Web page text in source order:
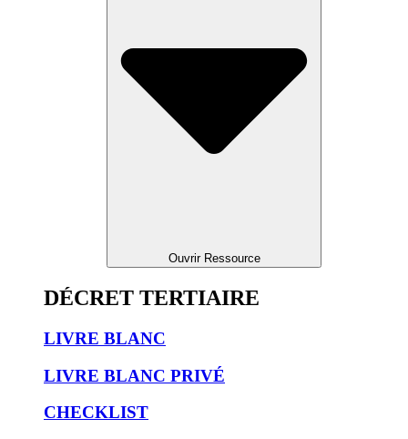
Ouvrir Ressource
DÉCRET TERTIAIRE
LIVRE BLANC
LIVRE BLANC PRIVÉ
CHECKLIST